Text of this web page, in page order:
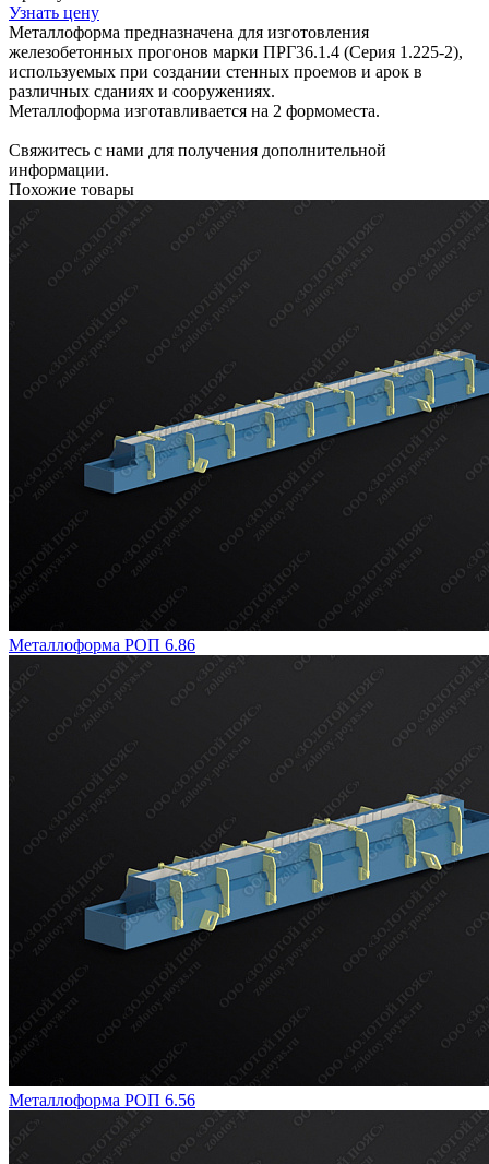
Узнать цену
Металлоформа предназначена для изготовления
железобетонных прогонов марки ПРГ36.1.4 (Серия 1.225-2),
используемых при создании стенных проемов и арок в
различных сданиях и сооружениях.
Металлоформа изготавливается на 2 формоместа.
Свяжитесь с нами для получения дополнительной
информации.
Похожие товары
Металлоформа РОП 6.86
Металлоформа РОП 6.56